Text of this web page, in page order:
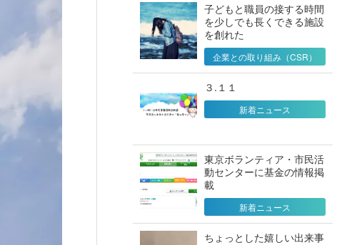
子どもと職員の接する時間
を少しでも長くできる施設
を創れた
企業との取り組み（CSR）
３.１１
新着ニュース
東京ボランティア・市民活
動センターに基金の情報掲
載
新着ニュース
ちょっとした嬉しい出来事